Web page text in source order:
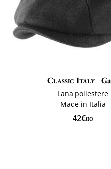
Classic Italy
Lana poliestere
Made in Italia
42€00